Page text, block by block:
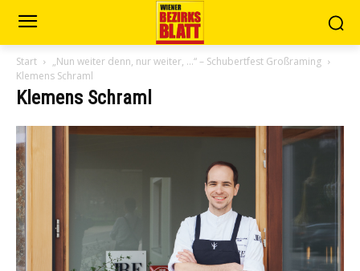
Start
„Nun weiter denn, nur weiter, …“ – Schubertfest Großraming
Klemens Schraml
Klemens Schraml